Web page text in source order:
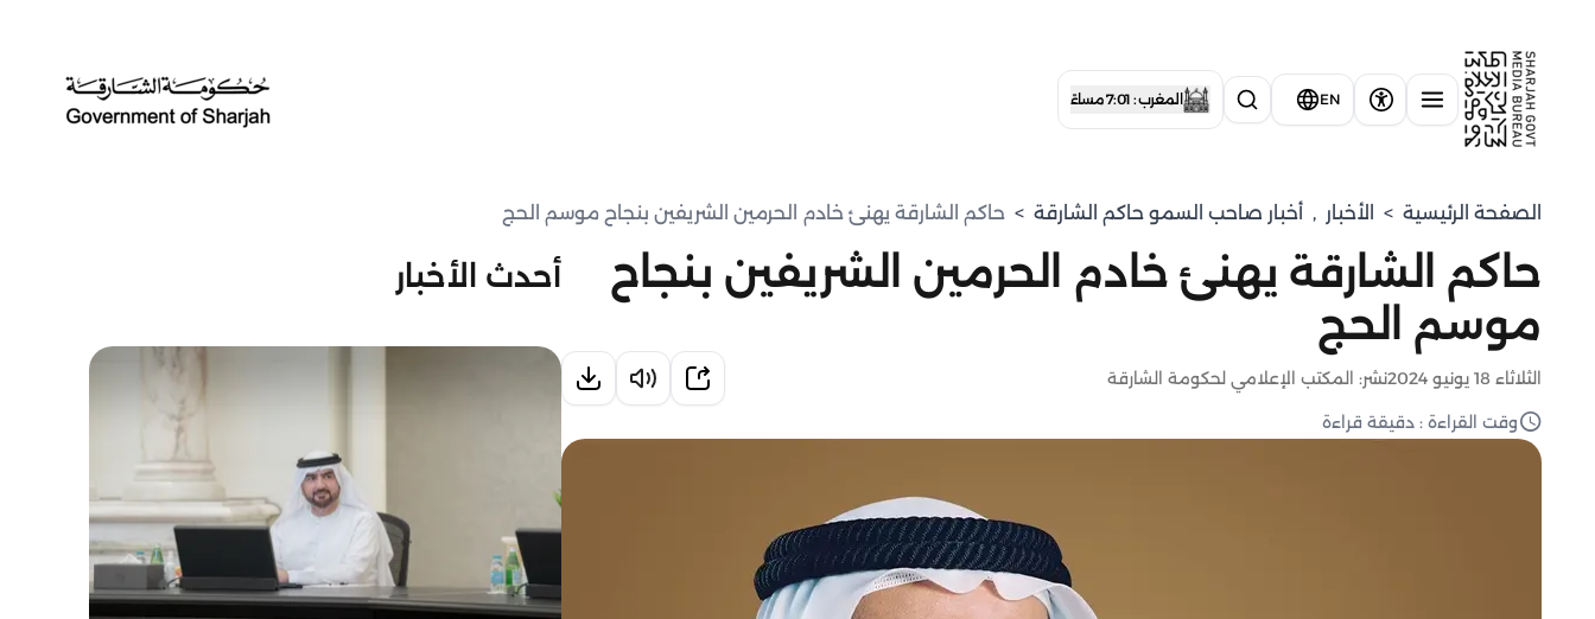
EN المغرب : 7:01 مساءً
الصفحة الرئيسية > الأخبار , أخبار صاحب السمو حاكم الشارقة > حاكم الشارقة يهنئ خادم الحرمين الشريفين بنجاح موسم الحج
حاكم الشارقة يهنئ خادم الحرمين الشريفين بنجاح
موسم الحج
الثلاثاء 18 يونيو 2024 نشر: المكتب الإعلامي لحكومة الشارقة
وقت القراءة : دقيقة قراءة
أحدث الأخبار